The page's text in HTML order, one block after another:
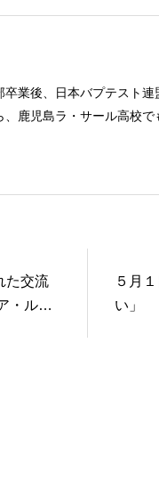
卒業後、日本バプテスト
、鹿児島ラ・サール高校
理事を８年間務める。
た交流
・ルッ
５月
い」